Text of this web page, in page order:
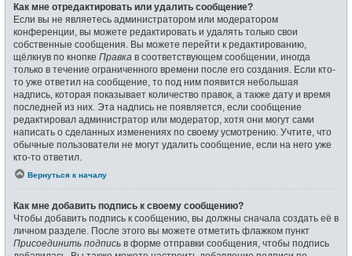
Как мне отредактировать или удалить сообщение?
Если вы не являетесь администратором или модератором
конференции, вы можете редактировать и удалять только свои
собственные сообщения. Вы можете перейти к редактированию,
щёлкнув по кнопке Правка в соответствующем сообщении, иногда
только в течение ограниченного времени после его создания. Если кто-
то уже ответил на сообщение, то под ним появится небольшая
надпись, которая показывает количество правок, а также дату и время
последней из них. Эта надпись не появляется, если сообщение
редактировал администратор или модератор, хотя они могут сами
написать о сделанных изменениях по своему усмотрению. Учтите, что
обычные пользователи не могут удалить сообщение, если на него уже
кто-то ответил.
Вернуться к началу
Как мне добавить подпись к своему сообщению?
Чтобы добавить подпись к сообщению, вы должны сначала создать её в
личном разделе. После этого вы можете отметить флажком пункт
Присоединить подпись в форме отправки сообщения, чтобы подпись